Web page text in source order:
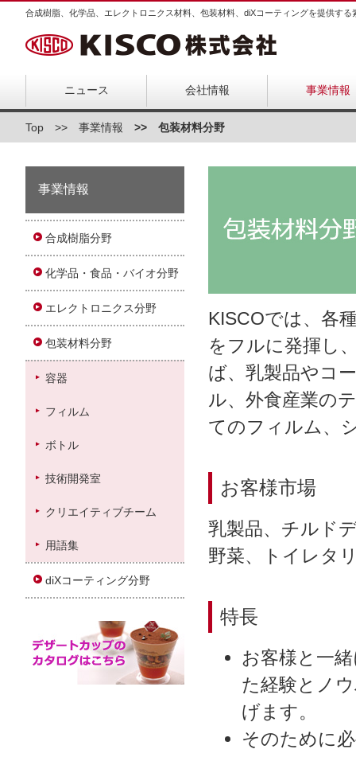
合成樹脂、化学品、エレクトロニクス材料、包装材料、diXコーティングを提供する
ニュース 会社情報 事業情報
Top 事業情報 包装材料分野
KISCOでは、各
をフルに発揮し
ば、乳製品やコ
ル、外食産業の
てのフィルム、
お客様市場
乳製品、チルド
野菜、トイレタ
特長
お客様と一
た経験とノ
げます。
そのために
事業情報
合成樹脂分野
化学品・食品・バイオ分野
エレクトロニクス分野
包装材料分野
容器
フィルム
ボトル
技術開発室
クリエイティブチーム
用語集
diXコーティング分野